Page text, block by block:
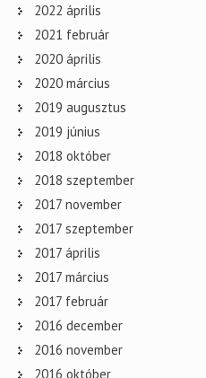
2022 április
2021 február
2020 április
2020 március
2019 augusztus
2019 június
2018 október
2018 szeptember
2017 november
2017 szeptember
2017 április
2017 március
2017 február
2016 december
2016 november
2016 október